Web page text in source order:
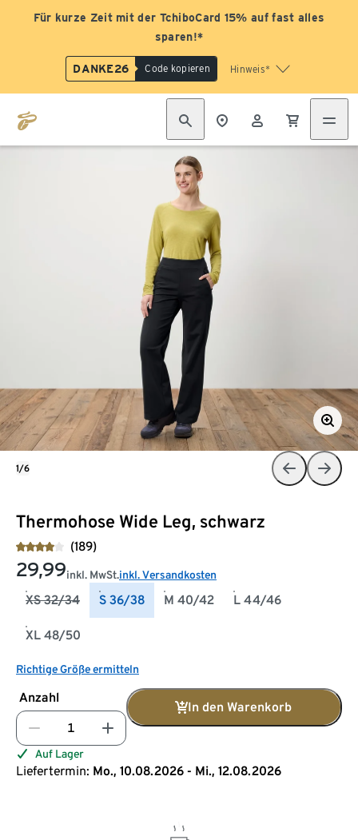
Für kurze Zeit mit der TchiboCard 15% auf fast alles
sparen!*
DANKE26 Code kopieren Hinweis*
Thermohose Wide Leg, schwarz
(189)
29,99inkl. MwSt.inkl. Versandkosten
XS 32/34 S 36/38 M 40/42 L 44/46
XL 48/50
Richtige Größe ermitteln
Anzahl
In den Warenkorb
Auf Lager
Liefertermin: Mo., 10.08.2026 - Mi., 12.08.2026
1/6